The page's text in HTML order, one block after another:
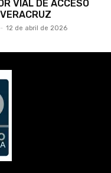
VIAL DE ACCESO
- 12 de abril de 2026